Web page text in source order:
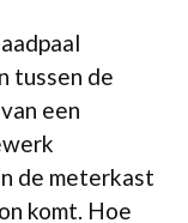
tussen de
een
de meterkast
komt. Hoe